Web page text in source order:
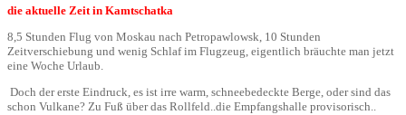
die aktuelle Zeit in Kamtschatka
8,5 Stunden Flug von Moskau nach Petropawlowsk, 10 Stunden
Zeitverschiebung und wenig Schlaf im Flugzeug, eigentlich bräuchte man jetzt
eine Woche Urlaub.
Doch der erste Eindruck, es ist irre warm, schneebedeckte Berge, oder sind das
schon Vulkane? Zu Fuß über das Rollfeld..die Empfangshalle provisorisch..